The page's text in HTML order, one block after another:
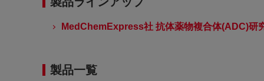
MedChemExpress社 抗体薬物複合体(ADC)研
製品一覧